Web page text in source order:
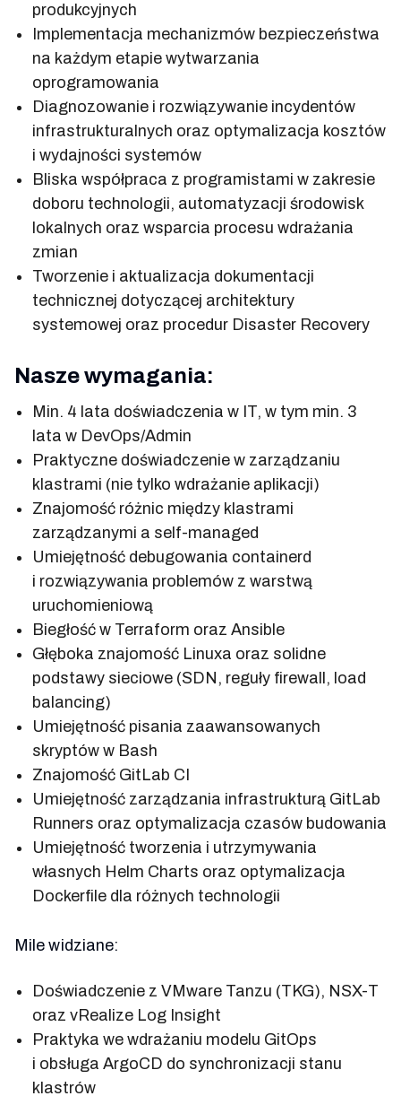
produkcyjnych
Implementacja mechanizmów bezpieczeństwa
na każdym etapie wytwarzania
oprogramowania
Diagnozowanie i rozwiązywanie incydentów
infrastrukturalnych oraz optymalizacja kosztów
i wydajności systemów
Bliska współpraca z programistami w zakresie
doboru technologii, automatyzacji środowisk
lokalnych oraz wsparcia procesu wdrażania
zmian
Tworzenie i aktualizacja dokumentacji
technicznej dotyczącej architektury
systemowej oraz procedur Disaster Recovery
Nasze wymagania:
Min. 4 lata doświadczenia w IT, w tym min. 3
lata w DevOps/Admin
Praktyczne doświadczenie w zarządzaniu
klastrami (nie tylko wdrażanie aplikacji)
Znajomość różnic między klastrami
zarządzanymi a self-managed
Umiejętność debugowania containerd
i rozwiązywania problemów z warstwą
uruchomieniową
Biegłość w Terraform oraz Ansible
Głęboka znajomość Linuxa oraz solidne
podstawy sieciowe (SDN, reguły firewall, load
balancing)
Umiejętność pisania zaawansowanych
skryptów w Bash
Znajomość GitLab CI
Umiejętność zarządzania infrastrukturą GitLab
Runners oraz optymalizacja czasów budowania
Umiejętność tworzenia i utrzymywania
własnych Helm Charts oraz optymalizacja
Dockerfile dla różnych technologii
Mile widziane:
Doświadczenie z VMware Tanzu (TKG), NSX-T
oraz vRealize Log Insight
Praktyka we wdrażaniu modelu GitOps
i obsługa ArgoCD do synchronizacji stanu
klastrów